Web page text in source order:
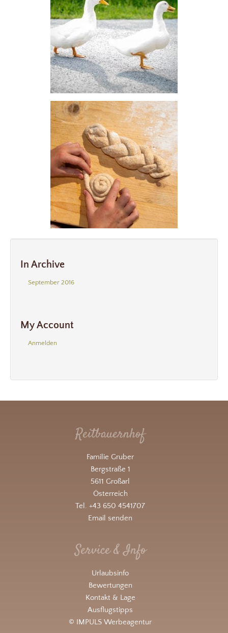
In Archive
September 2016
My Account
Anmelden
Reitbauernhof
Familie Gruber
Bergstraße 1
5611 Großarl
Österreich
Tel. +43 650 4541707
Email senden
Service & Info
Urlaubsinfo
Bewertungen
Kontakt & Lage
Ausflugstipps
© IMPULS Werbeagentur